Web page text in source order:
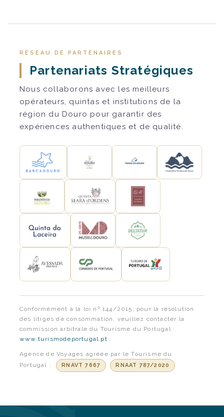
RÉSEAU DE PARTENAIRES
Partenariats Stratégiques
Nous collaborons avec les meilleurs
opérateurs, quintas et institutions de la
région du Douro pour garantir des
expériences authentiques et de qualité.
Conformément à la loi nº 144/2015, pour la résolution
des litiges de consommation, veuillez contacter la
commission arbitrale du Tourisme du Portugal :
www.turismodeportugal.pt
Agence de Voyages agréée par le Tourisme du
Portugal :
RNAVT 7667 RNAAT 787/2020